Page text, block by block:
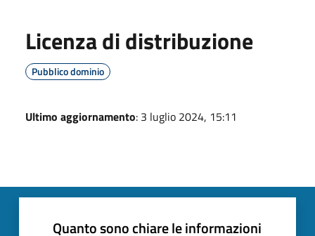
Licenza di distribuzione
Pubblico dominio
Ultimo aggiornamento: 3 luglio 2024, 15:11
Quanto sono chiare le informazioni